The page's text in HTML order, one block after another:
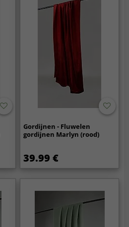
Gordijnen - Fluwelen
gordijnen Marlyn (rood)
39.99 €